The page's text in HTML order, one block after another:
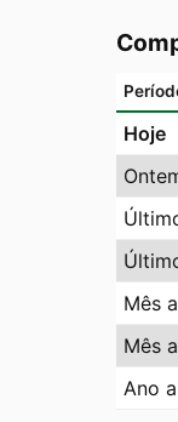
Hoje
Mês
Mês
Ano